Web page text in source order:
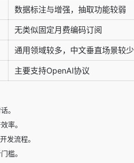
数据标注与增强，抽取功能较弱
无类似固定月费编码订阅
通用领域较多，中文垂直场景较少
主要支持OpenAI协议
。
率。
发流程。
槛。